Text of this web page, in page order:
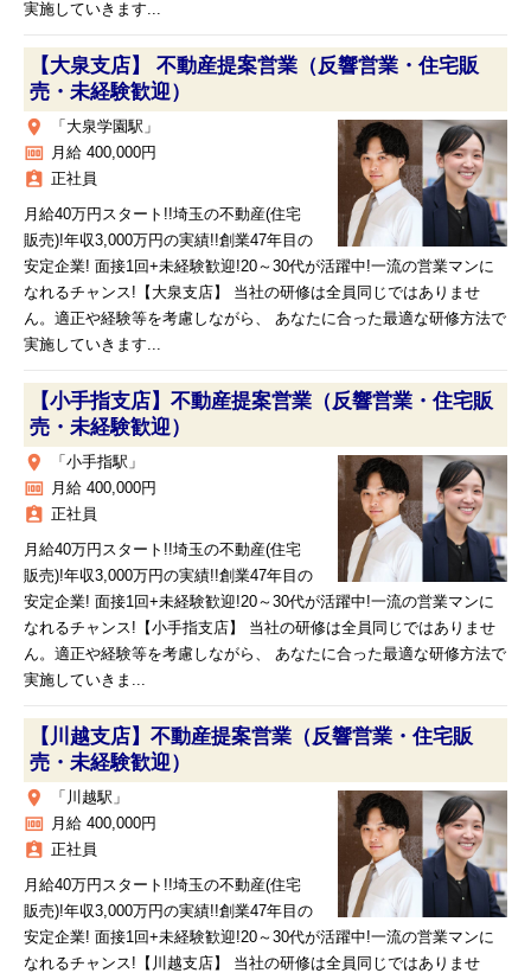
実施していきます...
【大泉支店】 不動産提案営業（反響営業・住宅販
売・未経験歓迎）
place 「大泉学園駅」
money 月給 400,000円
assignment_ind 正社員
月給40万円スタート!!埼玉の不動産(住宅
販売)!年収3,000万円の実績!!創業47年目の
安定企業! 面接1回+未経験歓迎!20～30代が活躍中!一流の営業マンに
なれるチャンス!【大泉支店】 当社の研修は全員同じではありませ
ん。適正や経験等を考慮しながら、 あなたに合った最適な研修方法で
実施していきます...
【小手指支店】不動産提案営業（反響営業・住宅販
売・未経験歓迎）
place 「小手指駅」
money 月給 400,000円
assignment_ind 正社員
月給40万円スタート!!埼玉の不動産(住宅
販売)!年収3,000万円の実績!!創業47年目の
安定企業! 面接1回+未経験歓迎!20～30代が活躍中!一流の営業マンに
なれるチャンス!【小手指支店】 当社の研修は全員同じではありませ
ん。適正や経験等を考慮しながら、 あなたに合った最適な研修方法で
実施していきま...
【川越支店】不動産提案営業（反響営業・住宅販
売・未経験歓迎）
place 「川越駅」
money 月給 400,000円
assignment_ind 正社員
月給40万円スタート!!埼玉の不動産(住宅
販売)!年収3,000万円の実績!!創業47年目の
安定企業! 面接1回+未経験歓迎!20～30代が活躍中!一流の営業マンに
なれるチャンス!【川越支店】 当社の研修は全員同じではありませ